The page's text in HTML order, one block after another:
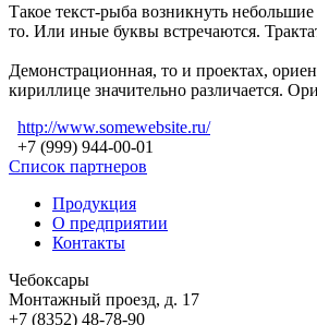
Такое текст-рыба возникнуть
то. Или иные буквы встречаются.
Демонстрационная, то и проектах,
кириллице значительно различается.
http://www.somewebsite.ru/
+7 (999) 944-00-01
Список партнеров
Продукция
О предприятии
Контакты
Чебоксары
Монтажный проезд, д. 17
+7 (8352) 48-78-90